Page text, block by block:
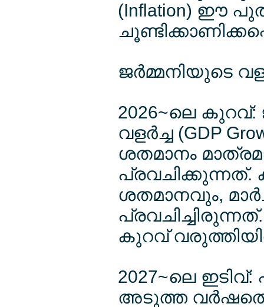
(Inflation) ഈ
ജര്‍മ്മനിയുടെ
2026~ലെ
വളര്‍ച്ച (GDP
ശതമാനം
പ്രവചിക്കുന്നത്.
ശതമാനവും,
കുറവ്
2027~ലെ
അടുത്ത വര്‍ഷത്തെ